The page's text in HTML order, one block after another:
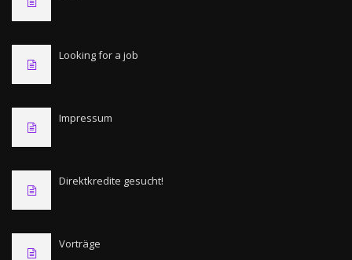
Looking for a job
Impressum
Direktkredite gesucht!
Vorträge